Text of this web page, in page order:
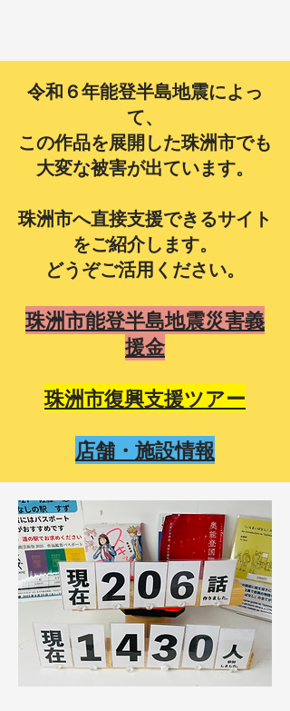
令和６年能登半島地震によっ
て、
この作品を展開した珠洲市でも
大変な被害が出ています。
珠洲市へ直接支援できるサイト
をご紹介します。
​どうぞご活用ください。
珠洲市能登半島地震災害義
援金
珠洲市復興支援ツアー
店舗・施設情報